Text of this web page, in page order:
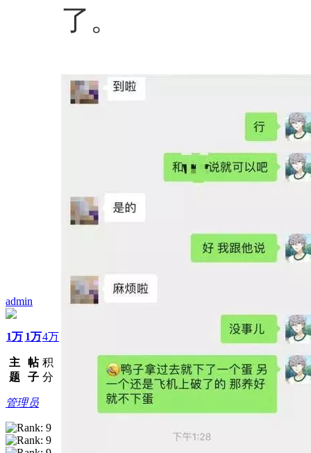
admin
1万
主
题
1万
帖
子
4万
积
分
管理员
了。